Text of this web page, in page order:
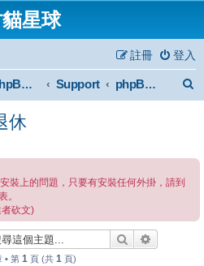
星球
登入
註冊
phpBB2 Forum Archive Support phpBB 2 安裝與使用
休
裝上的問題，只要有安裝任何外掛，請到
。
砍文)
搜尋
• 第 1 頁 (共 1 頁)